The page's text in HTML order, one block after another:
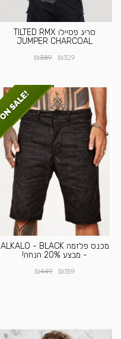
סריג פסיילו TILTED RMX
JUMPER CHARCOAL
₪329
₪389
מכנס פלזמה ALKALO - BLACK
- מבצע 20% הנחה!
₪359
₪449